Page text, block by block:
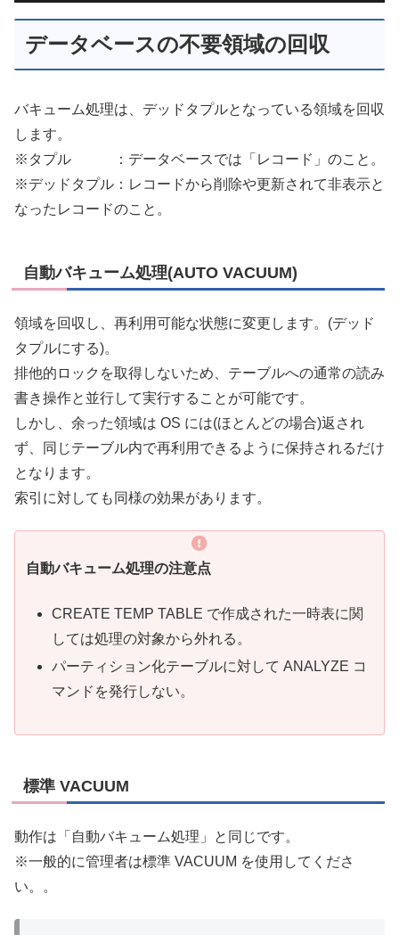
データベースの不要領域の回収
バキューム処理は、デッドタプルとなっている領域を回収
します。
※タプル ：データベースでは「レコード」のこと。
※デッドタプル：レコードから削除や更新されて非表示と
なったレコードのこと。
自動バキューム処理(AUTO VACUUM)
領域を回収し、再利用可能な状態に変更します。(デッド
タプルにする)。
排他的ロックを取得しないため、テーブルへの通常の読み
書き操作と並行して実行することが可能です。
しかし、余った領域は OS には(ほとんどの場合)返され
ず、同じテーブル内で再利用できるように保持されるだけ
となります。
索引に対しても同様の効果があります。
自動バキューム処理の注意点
CREATE TEMP TABLE で作成された一時表に関
しては処理の対象から外れる。
パーティション化テーブルに対して ANALYZE コ
マンドを発行しない。
標準 VACUUM
動作は「自動バキューム処理」と同じです。
※一般的に管理者は標準 VACUUM を使用してくださ
い。。